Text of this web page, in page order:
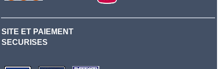
SITE ET PAIEMENT
SECURISES